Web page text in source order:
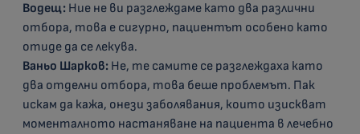
Водещ: Ние не ви разглеждаме като два различни
отбора, това е сигурно, пациентът особено като
отиде да се лекува.
Ваньо Шарков: Не, те самите се разглеждаха като
два отделни отбора, това беше проблемът. Пак
искам да кажа, онези заболявания, които изискват
моменталното настаняване на пациента в лечебно